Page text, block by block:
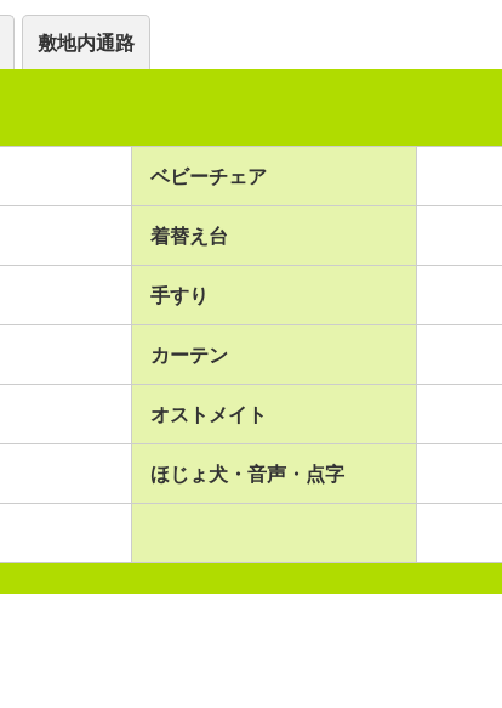
敷地内通路
ベビーチェア
着替え台
手すり
カーテン
オストメイト
ほじょ犬・音声・点字